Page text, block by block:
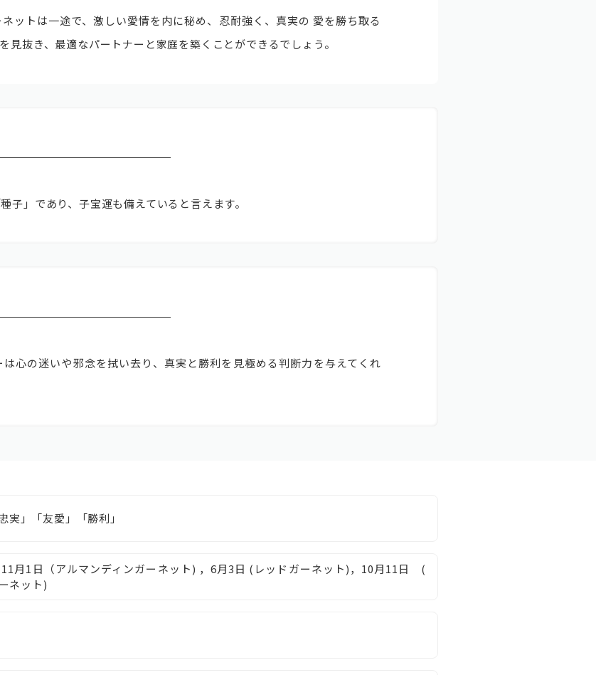
ネットは一途で、激しい愛情を内に秘め、忍耐強く、真実の 愛を勝ち取る
見抜き、最適なパートナーと家庭を築くことができるでしょう。
子」であり、子宝運も備えていると言えます。
心の迷いや邪念を拭い去り、真実と勝利を見極める判断力を与えてくれ
実」「友愛」「勝利」
月1日（アルマンディンガーネット) ，6月3日 (レッドガーネット)，10月11日 (
ネット)